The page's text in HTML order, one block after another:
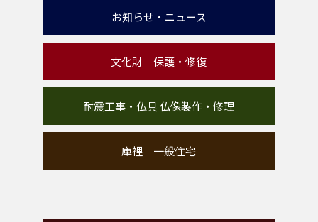
お知らせ・ニュース
文化財 保護・修復
耐震工事・仏具 仏像製作・修理
庫裡 一般住宅